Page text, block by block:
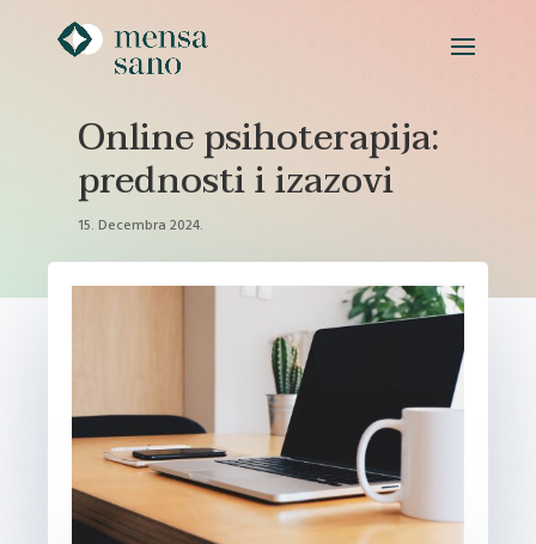
Online psihoterapija:
prednosti i izazovi
15. Decembra 2024.